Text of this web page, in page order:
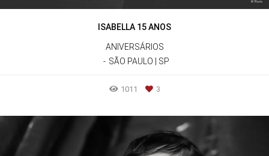
ISABELLA 15 ANOS
ANIVERSÁRIOS
SÃO PAULO | SP
1011 3